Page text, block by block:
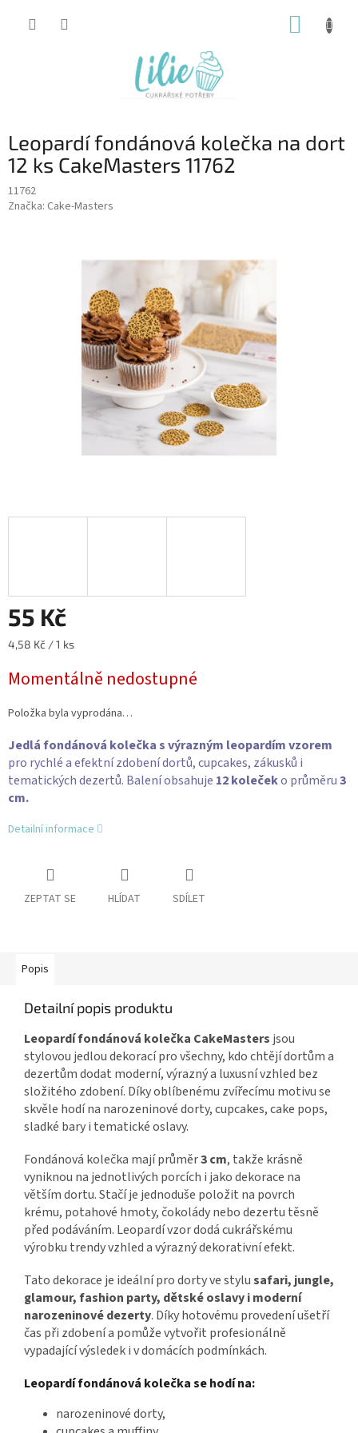
Leopardí fondánová kolečka na dort
12 ks CakeMasters 11762
11762
Značka: Cake-Masters
55 Kč
Měrná
4,58 Kč / 1 ks
Momentálně nedostupné
Položka byla vyprodána…
Jedlá fondánová kolečka s výrazným leopardím vzorem
pro rychlé a efektní zdobení dortů, cupcakes, zákusků i
tematických dezertů. Balení obsahuje 12 kolečeko průměru3
cm.
Detailní informace
ZEPTAT SE HLÍDAT SDÍLET
Popis
Detailní popis produktu
Leopardí fondánová kolečka CakeMasters jsou
stylovou jedlou dekorací pro všechny, kdo chtějí dortům a
dezertům dodat moderní, výrazný a luxusní vzhled bez
složitého zdobení. Díky oblíbenému zvířecímu motivu se
skvěle hodí na narozeninové dorty, cupcakes, cake pops,
sladké bary i tematické oslavy.
Fondánová kolečka mají průměr3 cm, takže krásně
vyniknou na jednotlivých porcích i jako dekorace na
větším dortu. Stačí je jednoduše položit na povrch
krému, potahové hmoty, čokolády nebo dezertu těsně
před podáváním. Leopardí vzor dodá cukrářskému
výrobku trendy vzhled a výrazný dekorativní efekt.
Tato dekorace je ideální pro dorty ve stylusafari, jungle,
glamour, fashion party, dětské oslavy i moderní
narozeninové dezerty. Díky hotovému provedení ušetří
čas při zdobení a pomůže vytvořit profesionálně
vypadající výsledek i v domácích podmínkách.
Leopardí fondánová kolečka se hodí na:
narozeninové dorty,